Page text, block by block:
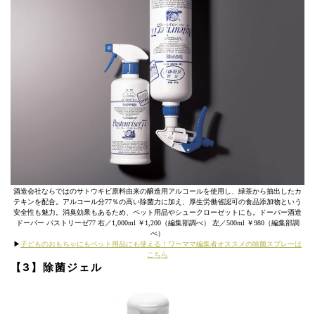
酒造会社ならではのサトウキビ原料由来の醸造用アルコールを使用し、緑茶から抽出したカ
テキンを配合。アルコール分77％の高い除菌力に加え、厚生労働省認可の食品添加物という
安全性も魅力。消臭効果もあるため、ペット用品やシュークローゼットにも。ドーバー酒造
ドーバー パストリーゼ77 右／1,000ml ￥1,200（編集部調べ） 左／500ml ￥980（編集部調
べ）
▶︎子どものおもちゃにもペット用品にも使える！ワーママ編集者オススメの除菌スプレーは
こちら
【3】除菌ジェル